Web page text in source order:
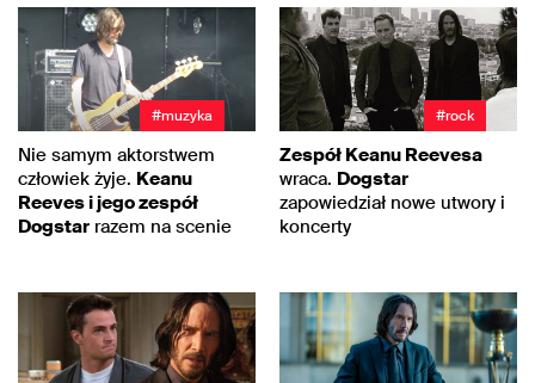
#muzyka
Nie samym aktorstwem
człowiek żyje. Keanu
Reeves i jego zespół
Dogstar razem na scenie
#rock
Zespół Keanu Reevesa
wraca. Dogstar
zapowiedział nowe utwory i
koncerty